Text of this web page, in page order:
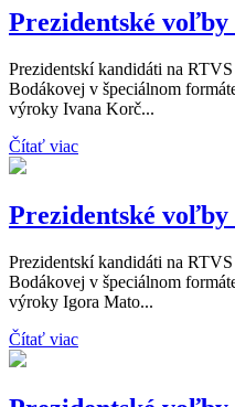
Prezidentské
Prezidentskí kandidáti na
Bodákovej v špeciálnom
výroky Ivana Korč...
Čítať viac
Prezidentské
Prezidentskí kandidáti na
Bodákovej v špeciálnom
výroky Igora Mato...
Čítať viac